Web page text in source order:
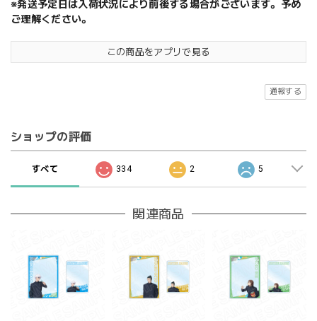
※発送予定日は入荷状況により前後する場合がございます。予め
ご理解ください。
この商品をアプリで見る
通報する
ショップの評価
すべて 334 2 5
関連商品